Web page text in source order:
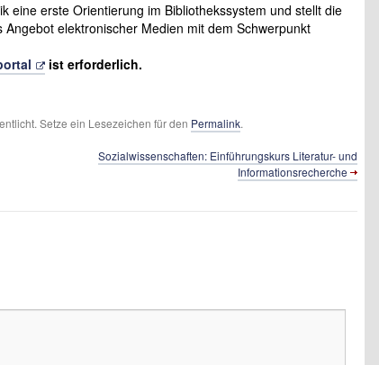
eine erste Orientierung im Bibliothekssystem und stellt die
elektronischer Medien mit dem Schwerpunkt
ist erforderlich.
Setze ein Lesezeichen für den Permalink.
Sozialwissenschaften: Einführungskurs Literatur- und
Informationsrecherche